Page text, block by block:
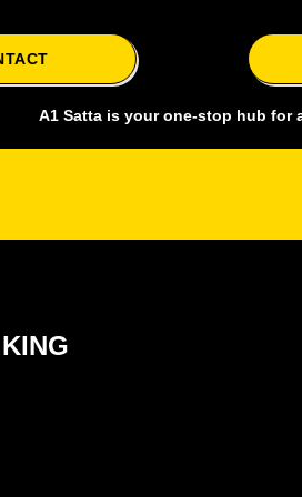
Satta is your one-stop hub for